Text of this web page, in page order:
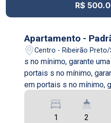
R$
Apartamento -
Centro - Ribeirão Preto/
s no mínimo, garante
portais s no mínimo,
em portais s no mínimo,
relevância em portais s
boa relevância em portais
1
2